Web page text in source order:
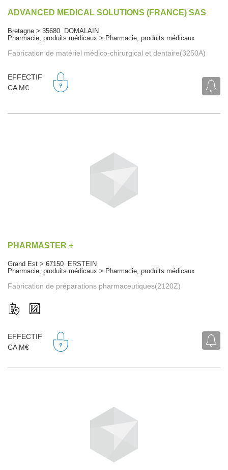
ADVANCED MEDICAL SOLUTIONS (FRANCE) SAS
Bretagne > 35680 DOMALAIN
Pharmacie, produits médicaux > Pharmacie, produits médicaux
Fabrication de matériel médico-chirurgical et dentaire(3250A)
EFFECTIF
CA M€
PHARMASTER +
Grand Est > 67150 ERSTEIN
Pharmacie, produits médicaux > Pharmacie, produits médicaux
Fabrication de préparations pharmaceutiques(2120Z)
EFFECTIF
CA M€